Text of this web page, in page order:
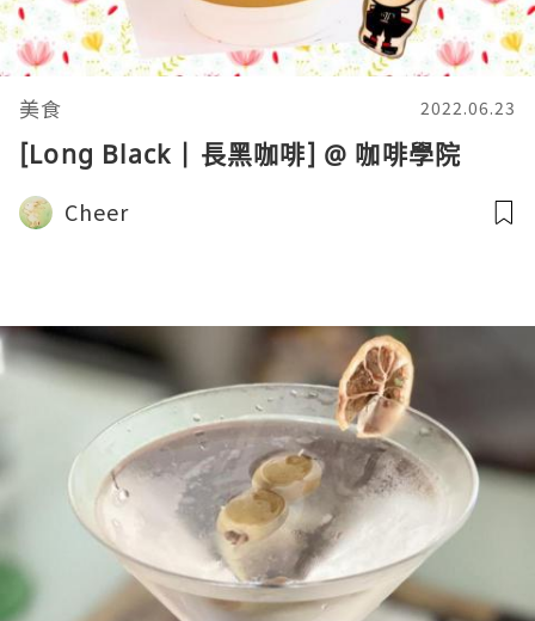
美食 2022.06.23
[Long Black | 長黑咖啡] @ 咖啡學院
Cheer